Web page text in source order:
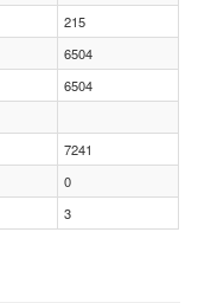
215
6504
6504
7241
0
3